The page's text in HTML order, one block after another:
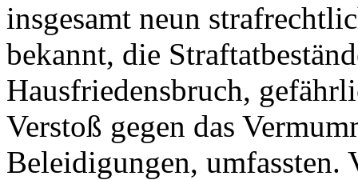
insgesamt neun
bekannt, die
Hausfriedensbruch,
Verstoß gegen das
Beleidigungen,